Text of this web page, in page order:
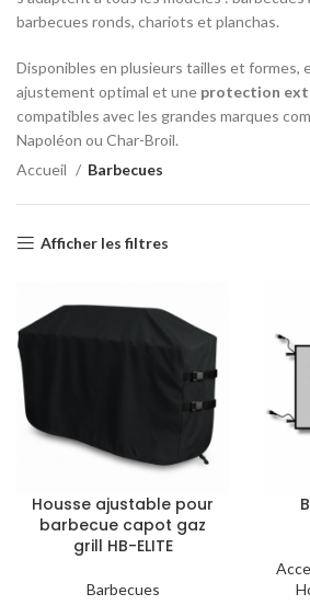
barbecues ronds, chariots et planchas.
Disponibles en plusieurs tailles et formes,
ajustement optimal et une protection
compatibles avec les grandes marques
Napoléon ou Char-Broil.
Accueil
Barbecues
Afficher les filtres
Housse ajustable pour
barbecue capot gaz
grill HB-ELITE
Barbecues